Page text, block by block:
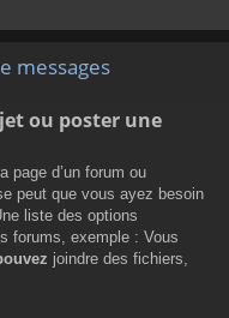
messages
ou poster une
page d’un forum ou
peut que vous ayez besoin
liste des options
forums, exemple : Vous
joindre des fichiers,